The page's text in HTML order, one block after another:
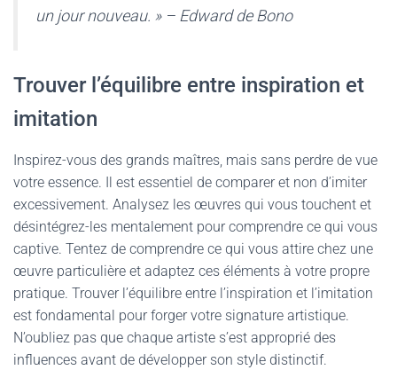
un jour nouveau. » – Edward de Bono
Trouver l’équilibre entre inspiration et
imitation
Inspirez-vous des grands maîtres, mais sans perdre de vue
votre essence. Il est essentiel de comparer et non d’imiter
excessivement. Analysez les œuvres qui vous touchent et
désintégrez-les mentalement pour comprendre ce qui vous
captive. Tentez de comprendre ce qui vous attire chez une
œuvre particulière et adaptez ces éléments à votre propre
pratique. Trouver l’équilibre entre l’inspiration et l’imitation
est fondamental pour forger votre signature artistique.
N’oubliez pas que chaque artiste s’est approprié des
influences avant de développer son style distinctif.